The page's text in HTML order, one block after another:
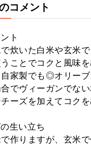
コメント
ト
炊いた白米や玄米
ことでコクと風味
家製でも◎オリー
でヴィーガンでな
ーズを加えてコク
生い立ち
作りますが、玄米